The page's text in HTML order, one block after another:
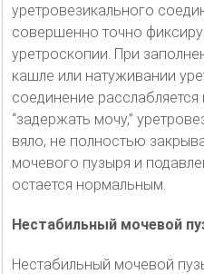
уретровезикального
совершенно точно
уретроскопии. При
кашле или натуживании
соединение
“задержать мочу,”
вяло, не полностью
мочевого пузыря и
остается нормальным.
Нестабильный мочевой
Нестабильный мочевой